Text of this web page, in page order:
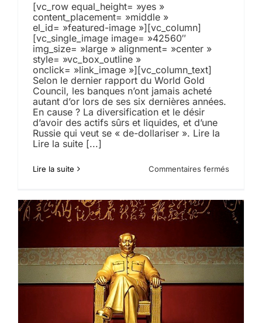
[vc_row equal_height= »yes »
content_placement= »middle »
el_id= »featured-image »][vc_column]
[vc_single_image image= »42560″
img_size= »large » alignment= »center »
style= »vc_box_outline »
onclick= »link_image »][vc_column_text]
Selon le dernier rapport du World Gold
Council, les banques n’ont jamais acheté
autant d’or lors de ses six dernières années.
En cause ? La diversification et le désir
d’avoir des actifs sûrs et liquides, et d’une
Russie qui veut se « de-dollariser ». Lire la
Lire la suite [...]
Lire la suite Commentaires fermés
ne
cessent
d’acheter
record
ses